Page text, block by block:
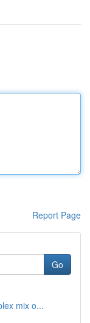
Report Page
Go
mix o...